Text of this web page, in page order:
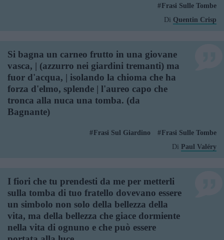
Frasi Sulle Tombe
Di Quentin Crisp
Si bagna un carneo frutto in una giovane
vasca, | (azzurro nei giardini tremanti) ma
fuor d'acqua, | isolando la chioma che ha
forza d'elmo, splende | l'aureo capo che
tronca alla nuca una tomba. (da
Bagnante)
Frasi Sul Giardino
Frasi Sulle Tombe
Di Paul Valéry
I fiori che tu prendesti da me per metterli
sulla tomba di tuo fratello dovevano essere
un simbolo non solo della bellezza della
vita, ma della bellezza che giace dormiente
nella vita di ognuno e che può essere